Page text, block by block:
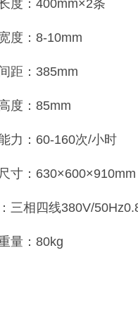
度：400mm×2条
度：8-10mm
距：385mm
度：85mm
力：60-160次/小时
寸：630×600×910mm
三相四线380V/
量：80kg